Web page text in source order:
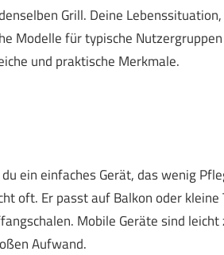
Grill. Deine
Modelle für typische
und praktische Merkmale.
ein einfaches Gerät, das wenig
oft. Er passt auf Balkon oder
Mobile Geräte sind
Aufwand.